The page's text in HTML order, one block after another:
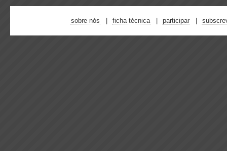
sobre nós ficha técnica participar